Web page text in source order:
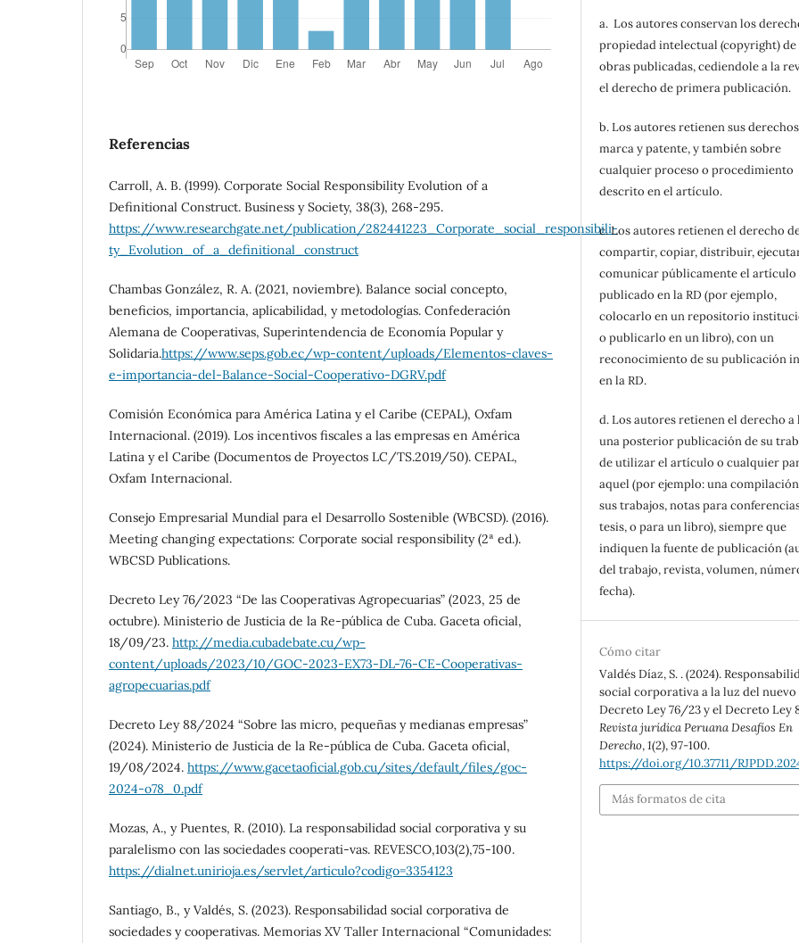
Referencias
Carroll, A. B. (1999). Corporate Social Responsibility Evolution of a
Definitional Construct. Business y Society, 38(3), 268-295.
https://www.researchgate.net/publication/282441223_Corporate_social_responsibili-
ty_Evolution_of_a_definitional_construct
Chambas González, R. A. (2021, noviembre). Balance social concepto,
beneficios, importancia, aplicabilidad, y metodologías. Confederación
Alemana de Cooperativas, Superintendencia de Economía Popular y
Solidaria.https://www.seps.gob.ec/wp-content/uploads/Elementos-claves-
e-importancia-del-Balance-Social-Cooperativo-DGRV.pdf
Comisión Económica para América Latina y el Caribe (CEPAL), Oxfam
Internacional. (2019). Los incentivos fiscales a las empresas en América
Latina y el Caribe (Documentos de Proyectos LC/TS.2019/50). CEPAL,
Oxfam Internacional.
Consejo Empresarial Mundial para el Desarrollo Sostenible (WBCSD). (2016).
Meeting changing expectations: Corporate social responsibility (2ª ed.).
WBCSD Publications.
Decreto Ley 76/2023 “De las Cooperativas Agropecuarias” (2023, 25 de
octubre). Ministerio de Justicia de la Re-pública de Cuba. Gaceta oficial,
18/09/23. http://media.cubadebate.cu/wp-
content/uploads/2023/10/GOC-2023-EX73-DL-76-CE-Cooperativas-
agropecuarias.pdf
Decreto Ley 88/2024 “Sobre las micro, pequeñas y medianas empresas”
(2024). Ministerio de Justicia de la Re-pública de Cuba. Gaceta oficial,
19/08/2024. https://www.gacetaoficial.gob.cu/sites/default/files/goc-
2024-o78_0.pdf
Mozas, A., y Puentes, R. (2010). La responsabilidad social corporativa y su
paralelismo con las sociedades cooperati-vas. REVESCO,103(2),75-100.
https://dialnet.unirioja.es/servlet/articulo?codigo=3354123
Santiago, B., y Valdés, S. (2023). Responsabilidad social corporativa de
sociedades y cooperativas. Memorias XV Taller Internacional “Comunidades:
a. Los autores conservan los
propiedad intelectual (copyright) de
obras publicadas, cediendole a la
el derecho de primera publicación.
b. Los autores retienen sus
marca y patente, y también sobre
cualquier proceso o procedimiento
descrito en el artículo.
c. Los autores retienen el derecho
compartir, copiar, distribuir,
comunicar públicamente el artículo
publicado en la RD (por ejemplo,
colocarlo en un repositorio
o publicarlo en un libro), con un
reconocimiento de su publicación
en la RD.
d. Los autores retienen el derecho a
una posterior publicación de su
de utilizar el artículo o cualquier
aquel (por ejemplo: una
sus trabajos, notas para
tesis, o para un libro), siempre que
indiquen la fuente de publicación
del trabajo, revista, volumen,
fecha).
Cómo citar
Valdés Díaz, S. . (2024).
social corporativa a la luz del nuevo
Decreto Ley 76/23 y el Decreto Ley
Revista jurídica Peruana Desafíos En
Derecho,1(2), 97-100.
https://doi.org/10.37711/
Más formatos de cita